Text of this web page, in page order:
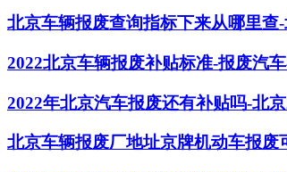
北京车辆报废查询指标下来从哪里
2022北京车辆报废补贴标准-报废汽
2022年北京汽车报废还有补贴吗-北
北京车辆报废厂地址京牌机动车报废